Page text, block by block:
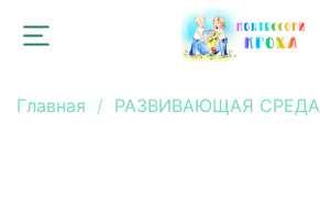
Главная РАЗВИВАЮЩАЯ СРЕДА